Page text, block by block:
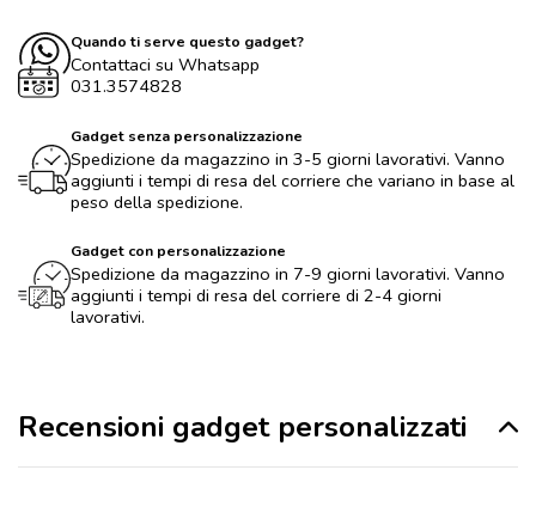
Quando ti serve questo gadget?
Contattaci su Whatsapp
031.3574828
Gadget senza personalizzazione
Spedizione da magazzino in 3-5 giorni lavorativi. Vanno
aggiunti i tempi di resa del corriere che variano in base al
peso della spedizione.
Gadget con personalizzazione
Spedizione da magazzino in 7-9 giorni lavorativi. Vanno
aggiunti i tempi di resa del corriere di 2-4 giorni
lavorativi.
Recensioni gadget personalizzati